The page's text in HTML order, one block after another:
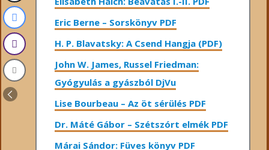
Eric Berne – Sorskönyv PDF
H. P. Blavatsky: A Csend Hangja (PDF)
John W. James, Russel Friedman:
Gyógyulás a gyászból DjVu
Lise Bourbeau – Az öt sérülés PDF
Dr. Máté Gábor – Szétszórt elmék PDF
Márai Sándor: Füves könyv PDF